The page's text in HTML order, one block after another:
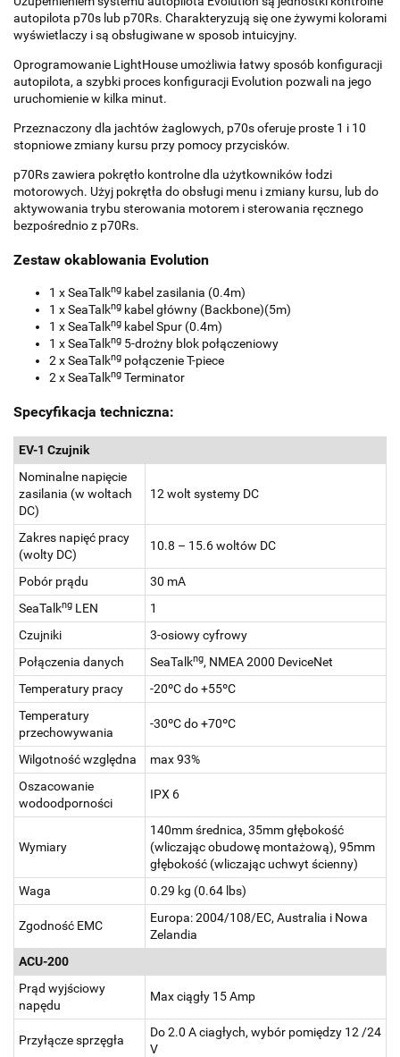
autopilota p70s lub p70Rs. Charakteryzują się one żywymi kolorami
wyświetlaczy i są obsługiwane w sposob intuicyjny.
Oprogramowanie LightHouse umożliwia łatwy sposób konfiguracji
autopilota, a szybki proces konfiguracji Evolution pozwali na jego
uruchomienie w kilka minut.
Przeznaczony dla jachtów żaglowych, p70s oferuje proste 1 i 10
stopniowe zmiany kursu przy pomocy przycisków.
p70Rs zawiera pokrętło kontrolne dla użytkowników łodzi
motorowych. Użyj pokrętła do obsługi menu i zmiany kursu, lub do
aktywowania trybu sterowania motorem i sterowania ręcznego
bezpośrednio z p70Rs.
Zestaw okablowania Evolution
1 x SeaTalkng kabel zasilania (0.4m)
1 x SeaTalkng kabel główny (Backbone)(5m)
1 x SeaTalkng kabel Spur (0.4m)
1 x SeaTalkng 5-drożny blok połączeniowy
2 x SeaTalkng połączenie T-piece
2 x SeaTalkng Terminator
Specyfikacja techniczna:
EV-1 Czujnik
Nominalne napięcie
zasilania (w woltach
DC)
12 wolt systemy DC
Zakres napięć pracy
(wolty DC)
10.8 – 15.6 woltów DC
Pobór prądu
30 mA
SeaTalkng LEN
1
Czujniki
3-osiowy cyfrowy
Połączenia danych
SeaTalkng, NMEA 2000 DeviceNet
Temperatury pracy
-20ºC do +55ºC
Temperatury
przechowywania
-30ºC do +70ºC
Wilgotność względna
max 93%
Oszacowanie
wodoodporności
IPX 6
Wymiary
140mm średnica, 35mm głębokość
(wliczając obudowę montażową), 95mm
głębokość (wliczając uchwyt ścienny)
Waga
0.29 kg (0.64 lbs)
Zgodność EMC
Europa: 2004/108/EC, Australia i Nowa
Zelandia
ACU-200
Prąd wyjściowy
napędu
Max ciągły 15 Amp
Przyłącze sprzęgła
Do 2.0 A ciagłych, wybór pomiędzy 12 /24
V